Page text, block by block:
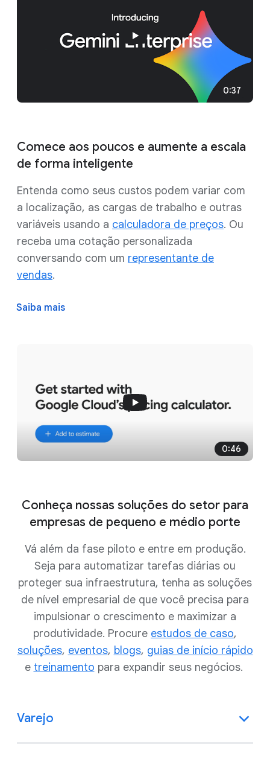
0:37
0:46
Comece aos poucos e aumente a escala
de forma inteligente
Entenda como seus custos podem variar com
a localização, as cargas de trabalho e outras
variáveis usando a calculadora de preços. Ou
receba uma cotação personalizada
conversando com um representante de
vendas.
Saiba mais
Conheça nossas soluções do setor para
empresas de pequeno e médio porte
Vá além da fase piloto e entre em produção.
Seja para automatizar tarefas diárias ou
proteger sua infraestrutura, tenha as soluções
de nível empresarial de que você precisa para
impulsionar o crescimento e maximizar a
produtividade. Procure estudos de caso,
soluções, eventos, blogs, guias de início rápido
e treinamento para expandir seus negócios.
Varejo